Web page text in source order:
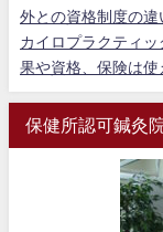
外との資格制度の違
カイロプラクティ
果や資格、保険は使
保健所認可鍼灸